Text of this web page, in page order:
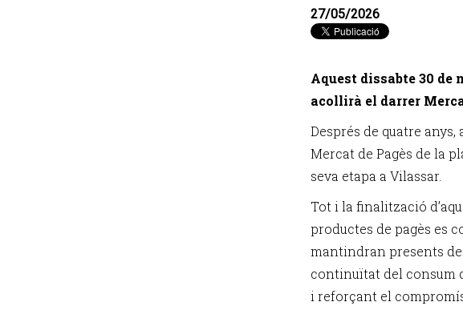
27/05/2026
Aquest dissabte 30 de
acollirà el darrer
Després de quatre anys,
Mercat de Pagès de la
seva etapa a Vilassar.
Tot i la finalització
productes de pagès es
mantindran presents
continuïtat del consum
i reforçant el